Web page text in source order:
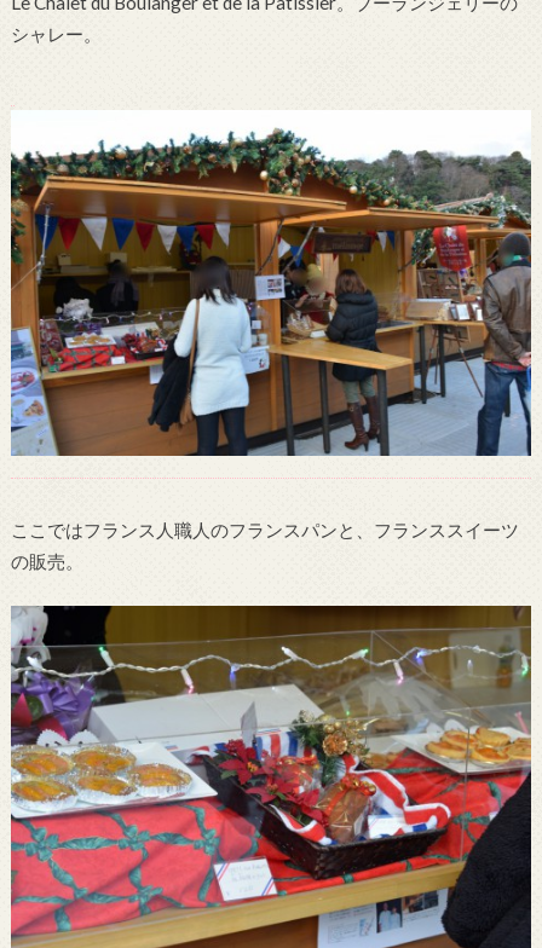
シャレー。
ここではフランス人職人のフランスパンと、フランススイーツ
の販売。